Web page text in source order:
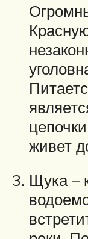
живет
Щука –